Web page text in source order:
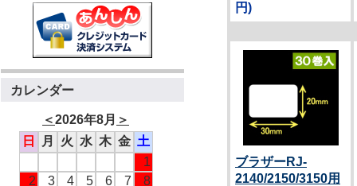
カレンダー
＜2026年8月 ＞
日
月 火 水 木 金 土
1
2
3 4 5 6 7
8
円)
ブラザーRJ-
2140/2150/3150用